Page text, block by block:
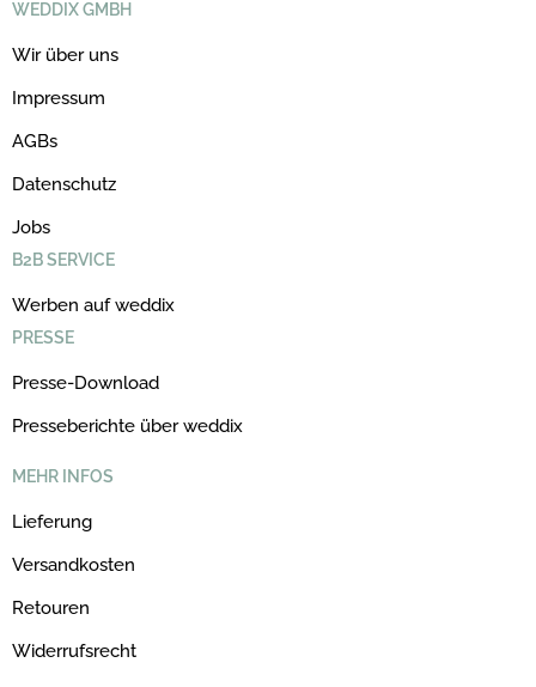
WEDDIX GMBH
Wir über uns
Impressum
AGBs
Datenschutz
Jobs
B2B SERVICE
Werben auf weddix
PRESSE
Presse-Download
Presseberichte über weddix
MEHR INFOS
Lieferung
Versandkosten
Retouren
Widerrufsrecht